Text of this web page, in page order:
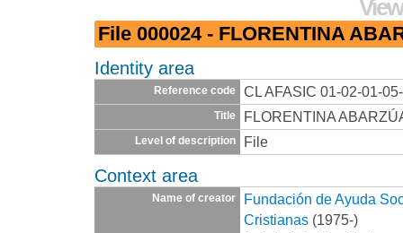
File 000024 - FLORENTINA
Identity area
Reference code CL AFASIC 01-02-01-
Title FLORENTINA
Level of description File
Context area
Name of creator
Fundación de Ayuda
Cristianas (1975-)